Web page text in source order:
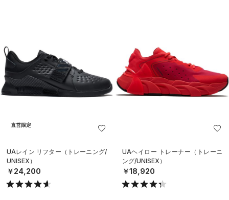
直営限定
UAレイン リフター（トレーニング/
UNISEX）
￥24,200
UAヘイロー トレーナー（トレーニ
ング/UNISEX）
￥18,920